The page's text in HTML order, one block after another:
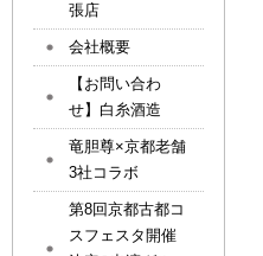
張店
会社概要
【お問い合わ
せ】白糸酒造
竜胆尊×京都老舗
3社コラボ
第8回京都古都コ
スフェスタ開催